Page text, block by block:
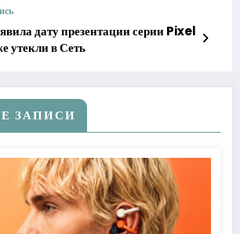
дату презентации серии Pixel
утекли в Сеть
ЗАПИСИ